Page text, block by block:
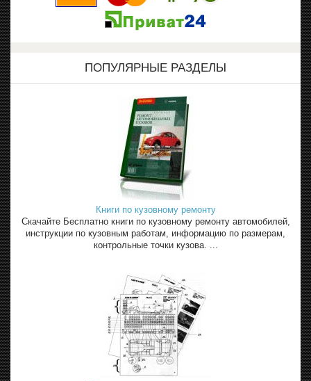
ПОПУЛЯРНЫЕ РАЗДЕЛЫ
Книги по кузовному ремонту
Скачайте Бесплатно книги по кузовному ремонту автомобилей,
инструкции по кузовным работам, информацию по размерам,
контрольные точки кузова. ...